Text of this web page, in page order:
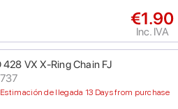
€1.90
Inc. IVA
428 VX X-Ring Chain FJ
de llegada 13 Days from purchase